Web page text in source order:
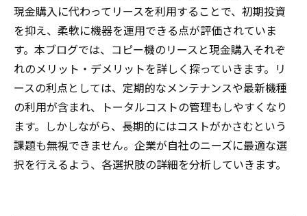
現金購入に代わってリースを利用することで、初期投資
を抑え、柔軟に機器を運用できる点が評価されていま
す。本ブログでは、コピー機のリースと現金購入それぞ
れのメリット・デメリットを詳しく探っていきます。リ
ースの利点としては、定期的なメンテナンスや最新機種
の利用が含まれ、トータルコストの管理もしやすくなり
ます。しかしながら、長期的にはコストがかさむという
課題も無視できません。企業が自社のニーズに最適な選
択を行えるよう、各選択肢の詳細を分析していきます。